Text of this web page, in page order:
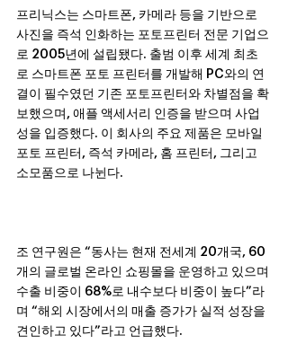
프리닉스는 스마트폰, 카메라 등을 기반으로
사진을 즉석 인화하는 포토프린터 전문 기업으
로 2005년에 설립됐다. 출범 이후 세계 최초
로 스마트폰 포토 프린터를 개발해 PC와의 연
결이 필수였던 기존 포토프린터와 차별점을 확
보했으며, 애플 액세서리 인증을 받으며 사업
성을 입증했다. 이 회사의 주요 제품은 모바일
포토 프린터, 즉석 카메라, 홈 프린터, 그리고
소모품으로 나뉜다.
조 연구원은 “동사는 현재 전세계 20개국, 60
개의 글로벌 온라인 쇼핑몰을 운영하고 있으며
수출 비중이 68%로 내수보다 비중이 높다”라
며 “해외 시장에서의 매출 증가가 실적 성장을
견인하고 있다”라고 언급했다.